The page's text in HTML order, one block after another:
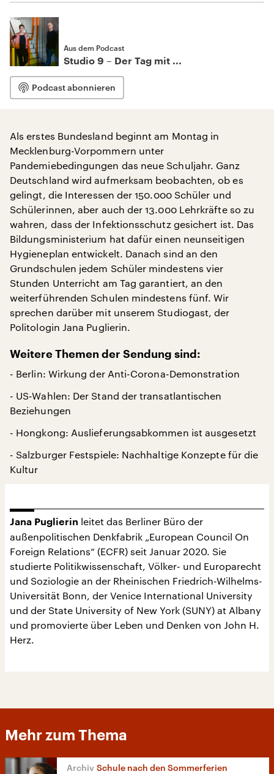
Aus dem Podcast
Studio 9 – Der Tag mit ...
Podcast abonnieren
Als erstes Bundesland beginnt am Montag in
Mecklenburg-Vorpommern unter
Pandemiebedingungen das neue Schuljahr. Ganz
Deutschland wird aufmerksam beobachten, ob es
gelingt, die Interessen der 150.000 Schüler und
Schülerinnen, aber auch der 13.000 Lehrkräfte so zu
wahren, dass der Infektionsschutz gesichert ist. Das
Bildungsministerium hat dafür einen neunseitigen
Hygieneplan entwickelt. Danach sind an den
Grundschulen jedem Schüler mindestens vier
Stunden Unterricht am Tag garantiert, an den
weiterführenden Schulen mindestens fünf. Wir
sprechen darüber mit unserem Studiogast, der
Politologin Jana Puglierin.
Weitere Themen der Sendung sind:
- Berlin: Wirkung der Anti-Corona-Demonstration
- US-Wahlen: Der Stand der transatlantischen
Beziehungen
- Hongkong: Auslieferungsabkommen ist ausgesetzt
- Salzburger Festspiele: Nachhaltige Konzepte für die
Kultur
Jana Puglierin leitet das Berliner Büro der
außenpolitischen Denkfabrik „European Council On
Foreign Relations“ (ECFR) seit Januar 2020. Sie
studierte Politikwissenschaft, Völker- und Europarecht
und Soziologie an der Rheinischen Friedrich-Wilhelms-
Universität Bonn, der Venice International University
und der State University of New York (SUNY) at Albany
und promovierte über Leben und Denken von John H.
Herz.
Mehr zum Thema
Schule nach den Sommerferien